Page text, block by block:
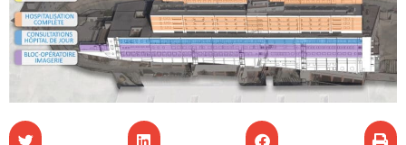
santé